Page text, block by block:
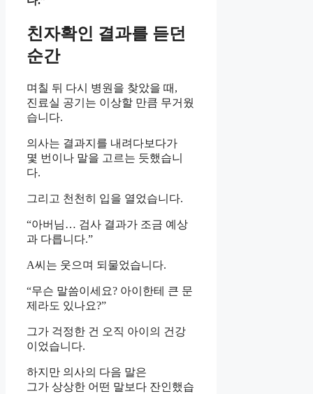
친자확인 결과를 듣던
순간
며칠 뒤 다시 병원을 찾았을 때,
진료실 공기는 이상할 만큼 무거웠
습니다.
의사는 결과지를 내려다보다가
몇 번이나 말을 고르는 듯했습니
다.
그리고 천천히 입을 열었습니다.
“아버님… 검사 결과가 조금 예상
과 다릅니다.”
A씨는 웃으며 되물었습니다.
“무슨 말씀이세요? 아이한테 큰 문
제라도 있나요?”
그가 걱정한 건 오직 아이의 건강
이었습니다.
하지만 의사의 다음 말은
그가 상상한 어떤 말보다 잔인했습